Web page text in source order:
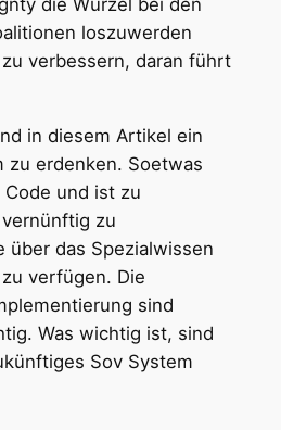
loszuwerden
verbessern, daran führt
in diesem Artikel ein
zu erdenken. Soetwas
und ist zu
zu
über das Spezialwissen
verfügen. Die
sind
Was wichtig ist, sind
Sov System